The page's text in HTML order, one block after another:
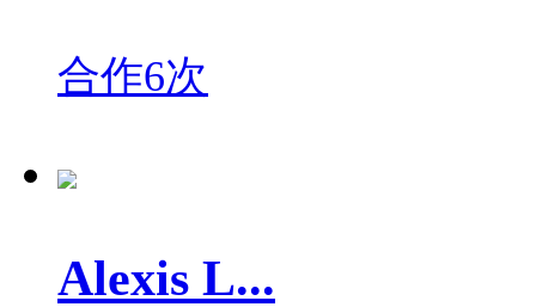
合作6次
Alexis L...